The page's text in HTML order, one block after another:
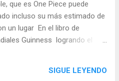
preferido que no hayas
que es One Piece puede
incluso su más estimado de
un lugar En el libro de
Guinness logrando el
". El manga de One Piece de
SIGUE LEYENDO